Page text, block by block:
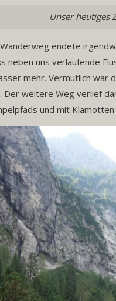
Unser heutiges
endete
neben uns verlaufende
mehr. Vermutlich war
weitere Weg verlief
und mit